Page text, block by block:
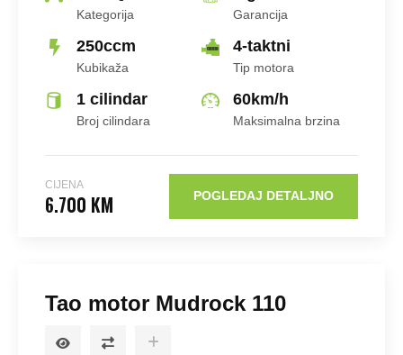
Kategorija Garancija
250ccm
Kubikaža
4-taktni
Tip motora
1 cilindar
Broj cilindara
60km/h
Maksimalna brzina
CIJENA
6.700 KM POGLEDAJ DETALJNO
Tao motor Mudrock 110